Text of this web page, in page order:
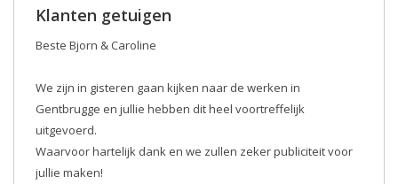
Klanten getuigen
Beste Bjorn & Caroline
We zijn in gisteren gaan kijken naar de werken in
Gentbrugge en jullie hebben dit heel voortreffelijk
uitgevoerd.
Waarvoor hartelijk dank en we zullen zeker publiciteit voor
jullie maken! ️